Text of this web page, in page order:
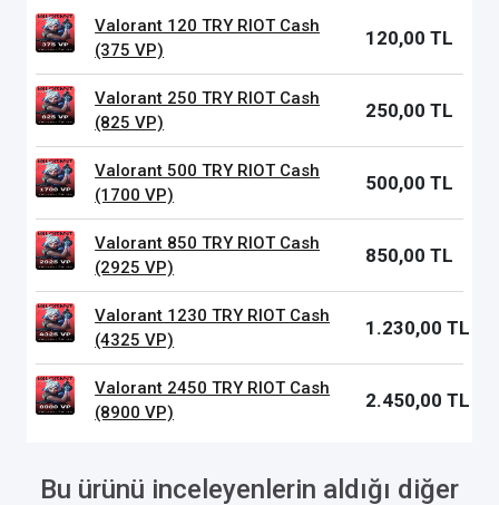
Valorant 120 TRY RIOT Cash
(375 VP)
120,00 TL
Valorant 250 TRY RIOT Cash
(825 VP)
250,00 TL
Valorant 500 TRY RIOT Cash
(1700 VP)
500,00 TL
Valorant 850 TRY RIOT Cash
(2925 VP)
850,00 TL
Valorant 1230 TRY RIOT Cash
(4325 VP)
1.230,00 TL
Valorant 2450 TRY RIOT Cash
(8900 VP)
2.450,00 TL
Bu ürünü inceleyenlerin aldığı diğer